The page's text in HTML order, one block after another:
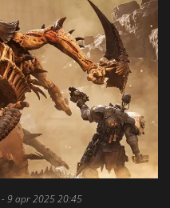
-9 apr 2025 20:45